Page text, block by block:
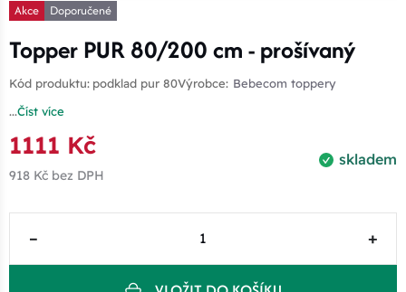
Akce Doporučené
Topper PUR 80/200 cm - prošívaný
Kód produktu: podklad pur 80Výrobce: Bebecom toppery
...Číst více
skladem
1111 Kč
918 Kč bez DPH
– +